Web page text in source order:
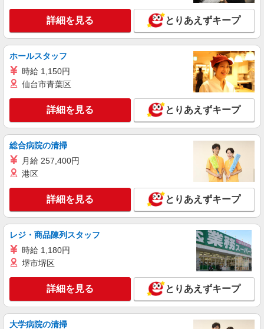
アースサポート株式会社 徳島
訪問入浴看護師
准看護師：12,040円 正看護師：13,040円
アースサポート徳島(徳島県徳島市徳島町城内6
キープ 詳細を見る
詳細を見る とりあえずキープ
ホールスタッフ
時給 1,150円
仙台市青葉区
詳細を見る とりあえずキープ
総合病院の清掃
月給 257,400円
港区
詳細を見る とりあえずキープ
レジ・商品陳列スタッフ
時給 1,180円
堺市堺区
詳細を見る とりあえずキープ
大学病院の清掃